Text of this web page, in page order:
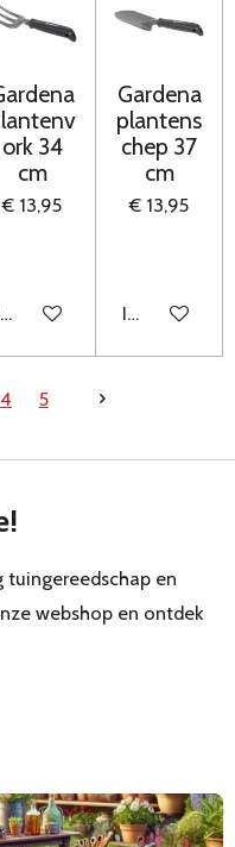
ork 34
cm
€ 13,95
winkelwagen
Gardena
plantens
chep 37
cm
€ 13,95
In
4 5
en
webshop en ontdek